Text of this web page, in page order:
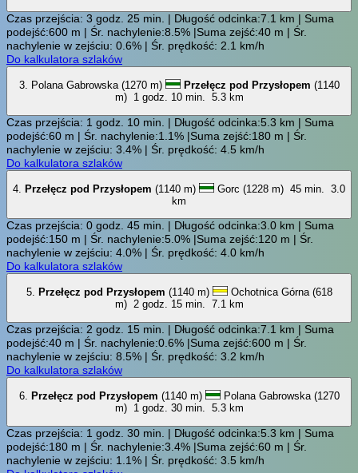
Czas przejścia: 3 godz. 25 min. | Długość odcinka:7.1 km | Suma
podejść:600 m | Śr. nachylenie:8.5% |Suma zejść:40 m | Śr.
nachylenie w zejściu: 0.6% | Śr. prędkość: 2.1 km/h
Do kalkulatora szlaków
3. Polana Gabrowska (1270 m) Przełęcz pod Przysłopem (1140
m) 1 godz. 10 min. 5.3 km
Czas przejścia: 1 godz. 10 min. | Długość odcinka:5.3 km | Suma
podejść:60 m | Śr. nachylenie:1.1% |Suma zejść:180 m | Śr.
nachylenie w zejściu: 3.4% | Śr. prędkość: 4.5 km/h
Do kalkulatora szlaków
4. Przełęcz pod Przysłopem (1140 m) Gorc (1228 m) 45 min.
3.0
km
Czas przejścia: 0 godz. 45 min. | Długość odcinka:3.0 km | Suma
podejść:150 m | Śr. nachylenie:5.0% |Suma zejść:120 m | Śr.
nachylenie w zejściu: 4.0% | Śr. prędkość: 4.0 km/h
Do kalkulatora szlaków
5. Przełęcz pod Przysłopem (1140 m)
Ochotnica Górna (618
m) 2 godz. 15 min. 7.1 km
Czas przejścia: 2 godz. 15 min. | Długość odcinka:7.1 km | Suma
podejść:40 m | Śr. nachylenie:0.6% |Suma zejść:600 m | Śr.
nachylenie w zejściu: 8.5% | Śr. prędkość: 3.2 km/h
Do kalkulatora szlaków
6. Przełęcz pod Przysłopem (1140 m)
Polana Gabrowska (1270
m) 1 godz. 30 min. 5.3 km
Czas przejścia: 1 godz. 30 min. | Długość odcinka:5.3 km | Suma
podejść:180 m | Śr. nachylenie:3.4% |Suma zejść:60 m | Śr.
nachylenie w zejściu: 1.1% | Śr. prędkość: 3.5 km/h